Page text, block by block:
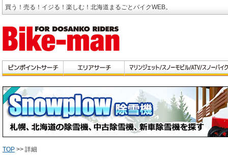
買う！売る！イジる！楽しむ！北海道まるごとバイクWEB。
TOP >> 詳細